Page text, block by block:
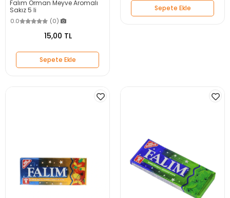
Falım Orman Meyve Aromalı
Sakız 5 li
0.0 (0)
15,00 TL
Sepete Ekle
Sepete Ekle